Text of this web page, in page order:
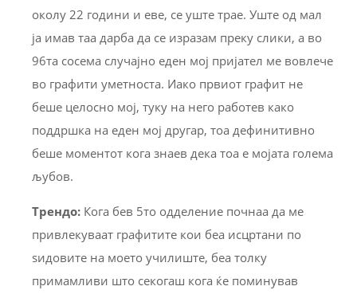
околу 22 години и еве, се уште трае. Уште од мал
ја имав таа дарба да се изразам преку слики, а во
96та сосема случајно еден мој пријател ме вовлече
во графити уметноста. Иако првиот графит не
беше целосно мој, туку на него работев како
поддршка на еден мој другар, тоа дефинитивно
беше моментот кога знаев дека тоа е мојата голема
љубов.
Трендо: Кога бев 5то одделение почнаа да ме
привлекуваат графитите кои беа исцртани по
ѕидовите на моето училиште, беа толку
примамливи што секогаш кога ќе поминував